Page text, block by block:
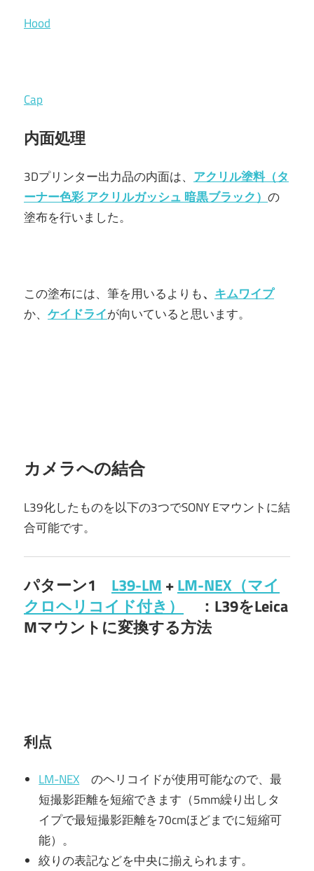
Hood
Cap
内面処理
3Dプリンター出力品の内面は、 アクリル塗料（タ
ーナー色彩 アクリルガッシュ 暗黒ブラック） の
塗布を行いました。
この塗布には、筆を用いるよりも、 キムワイプ
か、 ケイドライが向いていると思います。
カメラへの結合
L39化したものを以下の3つでSONY Eマウントに結
合可能です。
パターン1 L39-LM +LM-NEX（マイ
クロヘリコイド付き）
：L39をLeica
Mマウントに変換する方法
利点
LM-NEX のヘリコイドが使用可能なので、最
短撮影距離を短縮できます（5mm繰り出しタ
イプで最短撮影距離を70cmほどまでに短縮可
能）。
絞りの表記などを中央に揃えられます。